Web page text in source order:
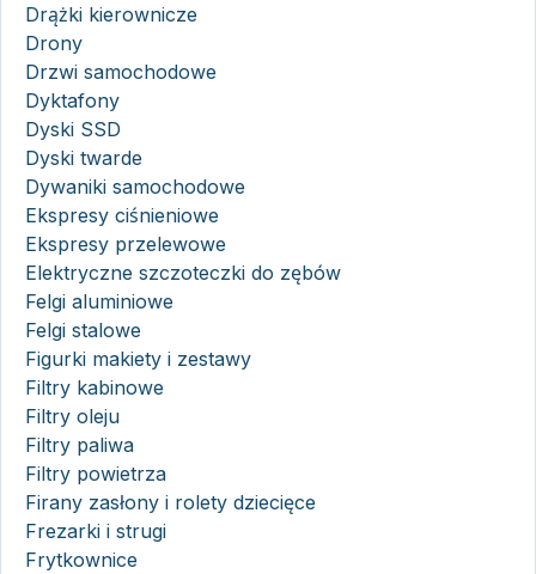
Drążki kierownicze
Drony
Drzwi samochodowe
Dyktafony
Dyski SSD
Dyski twarde
Dywaniki samochodowe
Ekspresy ciśnieniowe
Ekspresy przelewowe
Elektryczne szczoteczki do zębów
Felgi aluminiowe
Felgi stalowe
Figurki makiety i zestawy
Filtry kabinowe
Filtry oleju
Filtry paliwa
Filtry powietrza
Firany zasłony i rolety dziecięce
Frezarki i strugi
Frytkownice